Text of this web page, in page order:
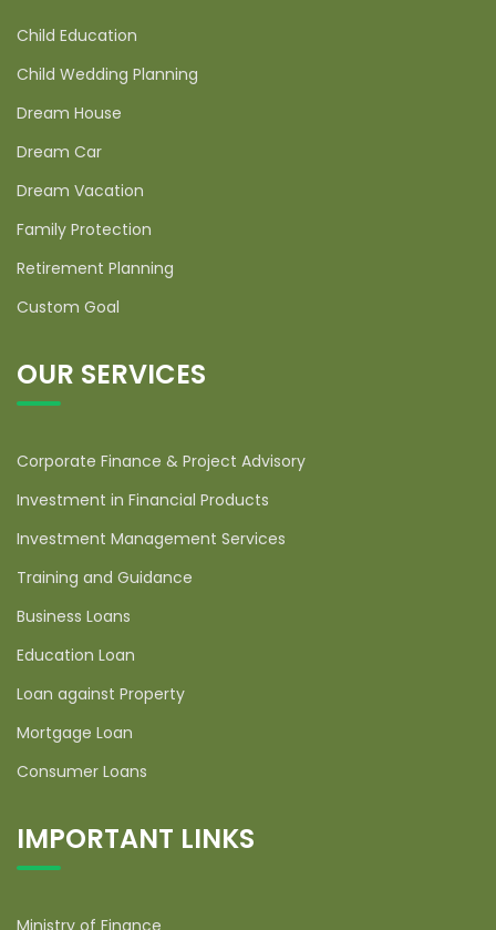
Child Education
Child Wedding Planning
Dream House
Dream Car
Dream Vacation
Family Protection
Retirement Planning
Custom Goal
OUR SERVICES
Corporate Finance & Project Advisory
Investment in Financial Products
Investment Management Services
Training and Guidance
Business Loans
Education Loan
Loan against Property
Mortgage Loan
Consumer Loans
IMPORTANT LINKS
Ministry of Finance